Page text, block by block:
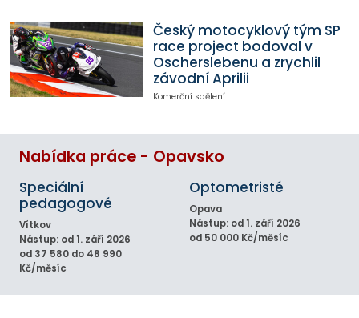
Český motocyklový tým SP
race project bodoval v
Oscherslebenu a zrychlil
závodní Aprilii
Komerční sdělení
Nabídka práce - Opavsko
Speciální
pedagogové
Vítkov
Nástup: od 1. září 2026
od 37 580 do 48 990
Kč/měsíc
Optometristé
Opava
Nástup: od 1. září 2026
od 50 000 Kč/měsíc